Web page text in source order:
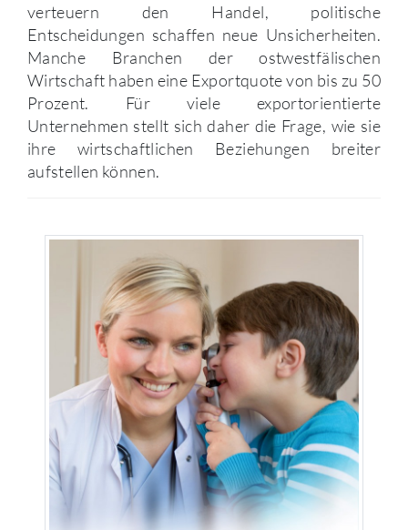
verteuern den Handel, politische
Entscheidungen schaffen neue Unsicherheiten.
Manche Branchen der ostwestfälischen
Wirtschaft haben eine Exportquote von bis zu 50
Prozent. Für viele exportorientierte
Unternehmen stellt sich daher die Frage, wie sie
ihre wirtschaftlichen Beziehungen breiter
aufstellen können.